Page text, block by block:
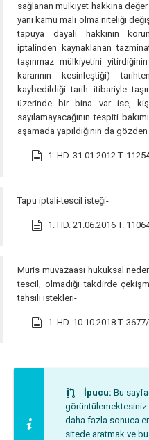
sağlanan mülkiyet hakkına
yani kamu malı olma niteliği
tapuya dayalı hakkının
iptalinden kaynaklanan
taşınmaz mülkiyetini
kararının kesinleştiği)
kaybedildiği tarih itibariyle
üzerinde bir bina var ise,
sayılamayacağının tespiti
aşamada yapıldığının da
1. HD. 31.01.2012 T.
Tapu iptali-tescil isteği-
1. HD. 21.06.2016 T.
Muris muvazaası hukuksal
tescil, olmadığı takdirde
tahsili istekleri-
1. HD. 10.10.2018 T.
İpucu: Bu
daha fazla sonuca
sitede aratmak ve